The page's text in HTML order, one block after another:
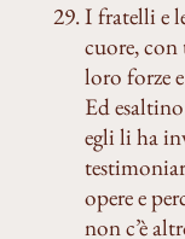
I fratelli e
cuore, con
loro forze
Ed
egli li ha
opere e
non c’è